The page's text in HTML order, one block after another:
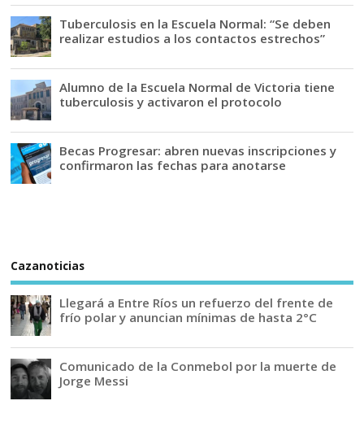
Tuberculosis en la Escuela Normal: “Se deben
realizar estudios a los contactos estrechos”
Alumno de la Escuela Normal de Victoria tiene
tuberculosis y activaron el protocolo
Becas Progresar: abren nuevas inscripciones y
confirmaron las fechas para anotarse
Cazanoticias
Llegará a Entre Ríos un refuerzo del frente de
frío polar y anuncian mínimas de hasta 2°C
Comunicado de la Conmebol por la muerte de
Jorge Messi